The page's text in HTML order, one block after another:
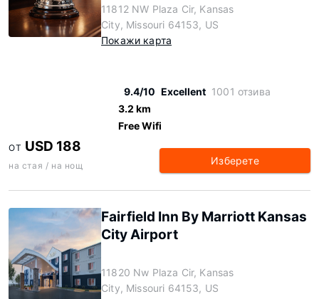
11812 NW Plaza Cir, Kansas
City, Missouri 64153, US
Покажи карта
9.4/10 Excellent 1001 отзива
3.2 km
Free Wifi
ОТ USD 188
на стая / на нощ Изберете
Fairfield Inn By Marriott Kansas
City Airport
11820 Nw Plaza Cir, Kansas
City, Missouri 64153, US